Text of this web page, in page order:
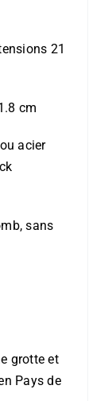
21
cm
acier
sans
grotte et
Pays de